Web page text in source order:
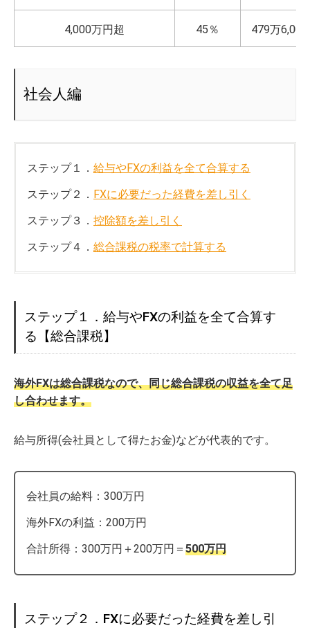
4,000万円超 45％ 479万
社会人編
ステップ１． 給与やFXの利益を全て合算する
ステップ２． FXに必要だった経費を差し引く
ステップ３． 控除額を差し引く
ステップ４． 総合課税の税率で計算する
ステップ１．給与やFXの利益を全て合算す
る【総合課税】
海外FXは総合課税なので、同じ総合課税の収益を全て足
し合わせます。
給与所得(会社員として得たお金)などが代表的です。
会社員の給料：300万円
海外FXの利益：200万円
合計所得：300万円＋200万円＝500万円
ステップ２．FXに必要だった経費を差し引